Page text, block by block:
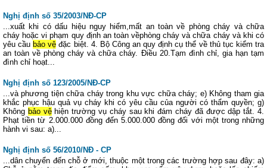
Nghị định số 35/2003/NĐ-CP
...xuất khi có dấu hiệu nguy hiểm,mất an toàn về phòng cháy và chữa
cháy hoặc vi phạm quy định an toàn vềphòng cháy và chữa cháy và khi có
yêu cầu bảo vệ đặc biệt. 4. Bộ Công an quy định cụ thể về thủ tục kiểm tra
an toàn về phòng cháy và chữa cháy. Điều 20.Tạm đình chỉ, gia hạn tạm
đình chỉ hoạt...
Nghị định số 123/2005/NĐ-CP
...và phương tiện chữa cháy trong khu vực chữa cháy; e) Không tham gia
khắc phục hậu quả vụ cháy khi có yêu cầu của người có thẩm quyền; g)
Không bảo vệhiện trường vụ cháy sau khi đám cháy đã được dập tắt. 4.
Phạt tiền từ 2.000.000 đồng đến 5.000.000 đồng đối với một trong những
hành vi sau: a)...
Nghị định số 56/2010/NĐ - CP
...dân chuyển đến chỗ ở mới, thuộc một trong các trường hợp sau đây: a)